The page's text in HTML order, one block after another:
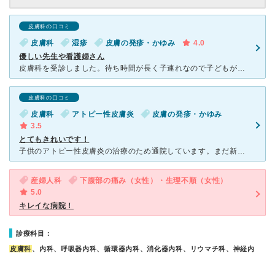
皮膚科の口コミ
皮膚科 湿疹 皮膚の発疹・かゆみ
4.0
優しい先生や看護婦さん
皮膚科を受診しました。待ち時間が長く子連れなので子どもが走ったりグズッたりしないか毎回心配になります。離れた所で待っていても受付の方が気付いて呼びに来てくれました。 お子さんいるから病院くるの大変だ
皮膚科の口コミ
皮膚科 アトピー性皮膚炎
皮膚の発疹・かゆみ
3.5
とてもきれいです！
子供のアトピー性皮膚炎の治療のため通院しています。まだ新しい病院なのでとても綺麗です。駐車場も病院のすぐ横にあり、台数もたくさん停められるので大丈夫です。必ず予約してから行きますが、だいたい３０分以上
産婦人科
下腹部の痛み（女性）・生理不順（女性）
5.0
キレイな病院！
診療科目：
皮膚科 、内科、呼吸器内科、循環器内科、消化器内科、リウマチ科、神経内